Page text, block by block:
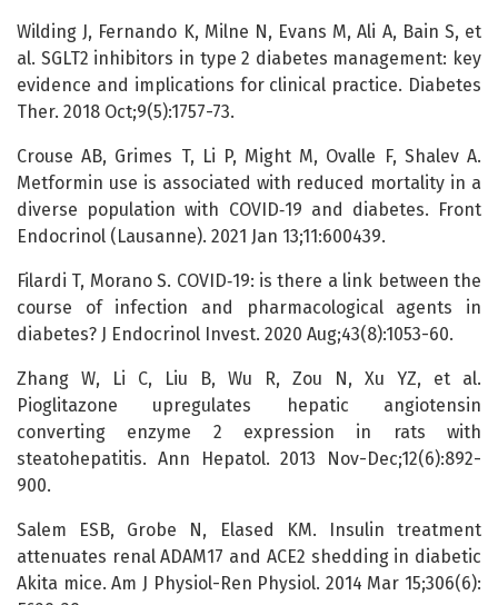
Wilding J, Fernando K, Milne N, Evans M, Ali A, Bain S, et
al. SGLT2 inhibitors in type 2 diabetes management: key
evidence and implications for clinical practice. Diabetes
Ther. 2018 Oct;9(5):1757-73.
Crouse AB, Grimes T, Li P, Might M, Ovalle F, Shalev A.
Metformin use is associated with reduced mortality in a
diverse population with COVID‑19 and diabetes. Front
Endocrinol (Lausanne). 2021 Jan 13;11:600439.
Filardi T, Morano S. COVID‑19: is there a link between the
course of infection and pharmacological agents in
diabetes? J Endocrinol Invest. 2020 Aug;43(8):1053-60.
Zhang W, Li C, Liu B, Wu R, Zou N, Xu YZ, et al.
Pioglitazone upregulates hepatic angiotensin
converting enzyme 2 expression in rats with
steatohepatitis. Ann Hepatol. 2013 Nov-Dec;12(6):892-
900.
Salem ESB, Grobe N, Elased KM. Insulin treatment
attenuates renal ADAM17 and ACE2 shedding in diabetic
Akita mice. Am J Physiol-Ren Physiol. 2014 Mar 15;306(6):